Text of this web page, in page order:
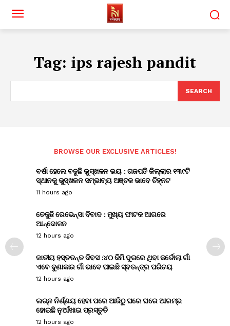
Tag: ips rajesh pandit
SEARCH
BROWSE OUR EXCLUSIVE ARTICLES!
ବର୍ଷା ହେଲେ ବଢୁଛି ଭୁସ୍ଖଳନ ଭୟ : ଗଜପତି ଜିଲ୍ଲାର ୧୩୯ଟି
ସ୍ଥାନକୁ ଭୁସ୍ଖଳନ ସମ୍ଭାବ୍ୟ ଅଞ୍ଚଳ ଭାବେ ଚିହ୍ନଟ
11 hours ago
ତେଜୁଛି ରେଭେନ୍ସା ବିବାଦ : ମୁଖ୍ୟ ଫାଟକ ଆଗରେ
ଆନ୍ଦୋଳନ
12 hours ago
ଜାତୀୟ ହସ୍ତତନ୍ତ ଦିବସ :୪୦ କିମି ଦୂରରେ ଥିବା କର୍ଡୋଲା ଗାଁ
ଏବେ ବୁଣାକାର ଗାଁ ଭାବେ ପାଇଛି ସ୍ବତନ୍ତ୍ର ପରିଚୟ
12 hours ago
ଲଗ୍ନ ନିର୍ଣ୍ଣୟ ହେବା ପରେ ଆଜିଠୁ ଘରେ ଘରେ ଆରମ୍ଭ
ହୋଇଛି ନୁଆଁଖାଇ ପ୍ରସ୍ତୁତି
12 hours ago